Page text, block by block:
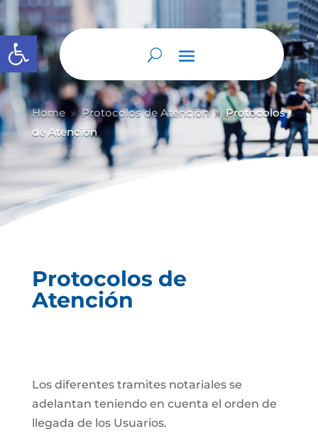
Abrir barra de herramientas
Home 9 Protocolos de Atención 9 Protocolos
de Atención
Protocolos de
Atención
Los diferentes tramites notariales se
adelantan teniendo en cuenta el orden de
llegada de los Usuarios.